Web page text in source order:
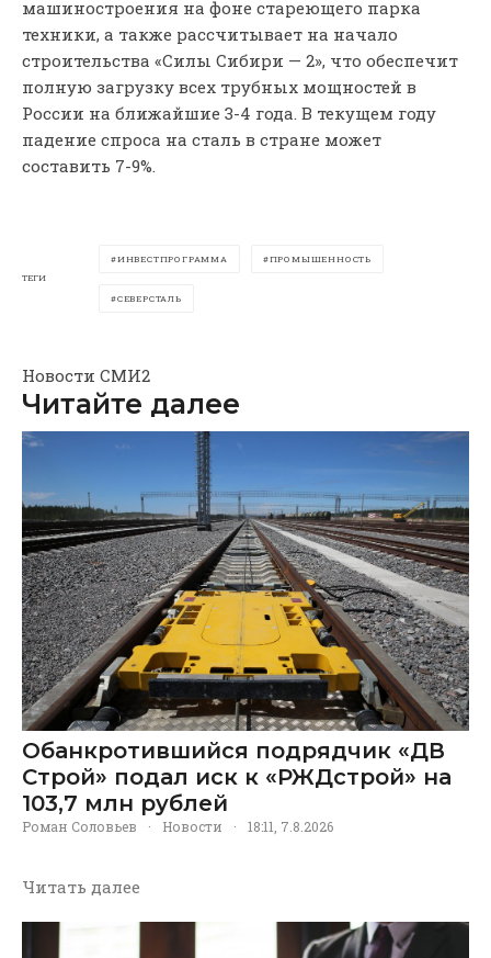
машиностроения на фоне стареющего парка
техники, а также рассчитывает на начало
строительства «Силы Сибири — 2», что обеспечит
полную загрузку всех трубных мощностей в
России на ближайшие 3-4 года. В текущем году
падение спроса на сталь в стране может
составить 7-9%.
ТЕГИ
ИНВЕСТПРОГРАММА ПРОМЫШЕННОСТЬ
СЕВЕРСТАЛЬ
Новости СМИ2
Читайте далее
Обанкротившийся подрядчик «ДВ
Строй» подал иск к «РЖДстрой» на
103,7 млн рублей
Роман Соловьев · Новости · 18:11, 7.8.2026
Читать далее